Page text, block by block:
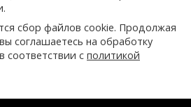
сбор файлов cookie. Продолжая
соглашаетесь на обработку
соответствии с политикой